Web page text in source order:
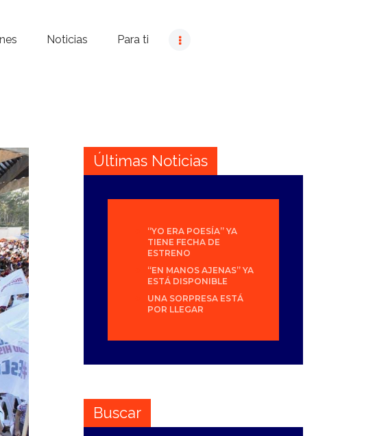
Noticias Para ti
Últimas Noticias
“YO ERA POESÍA” YA
TIENE FECHA DE
ESTRENO
“EN MANOS AJENAS” YA
ESTÁ DISPONIBLE
UNA SORPRESA ESTÁ
POR LLEGAR
Buscar